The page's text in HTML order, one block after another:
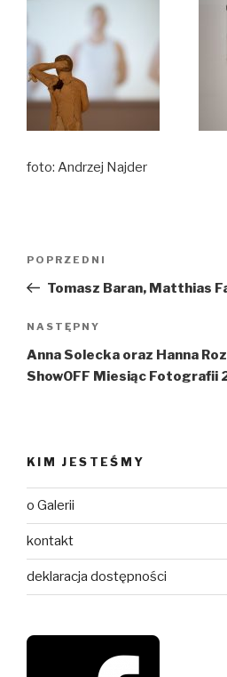
foto: Andrzej Najder
Poprzedni
wpis
POPRZEDNI
Tomasz Baran, Matthias
Następny
wpis
NASTĘPNY
Anna Solecka oraz Hanna
ShowOFF Miesiąc Fotografii
KIM JESTEŚMY
o Galerii
kontakt
deklaracja dostępności